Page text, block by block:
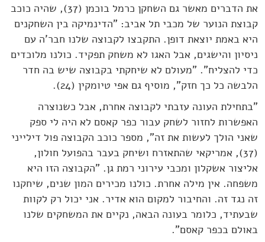
את הדברים מאשר גם השחקן כרמל בוכמן (37), שהיה כוכב
קבוצת הנוער של מכבי תל אביב: "הדינמיקה בין השחקנים
היא באמת יוצאת דופן. התקבצו לקבוצה שלנו חבר'ה עם
ניסיון והישגים, אבל האגו לא משחק תפקיד. כולנו מלוכדים
כדי להצליח". "מעולם לא שיחקתי בקבוצה שיש בה חדר
הלבשה כל כך חזק", מוסיף גם אפי טיומקין (24).
"בתחילת העונה עזבתי לקבוצה אחרת, אבל כשנוצרה
האפשרות לחזור לשחק עבור כפר קאסם לא היה לי ספק
שאני הולך לעשות את זה", מספר כוכב הקבוצה פול דילייני
(37), אמריקאי שהתאזרח ושיחק בעבר בהפועל חולון,
אליצור אשקלון ומכבי עירוני רמת גן. "הקבוצה הזו היא
משפחה. אין מילה אחרת. כולנו מכירים המון שנים, שיחקנו
זה נגד זה. והחיבור למקום הוא אדיר. אני יכול רק לקוות
שבעתיד, כלומר בעונה הבאה, נקיים את המשחקים שלנו
באולם בכפר קאסם".